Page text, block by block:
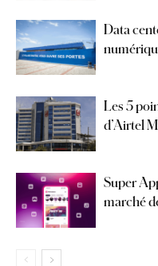
Data
Les 5
d’Airtel
Super
marché